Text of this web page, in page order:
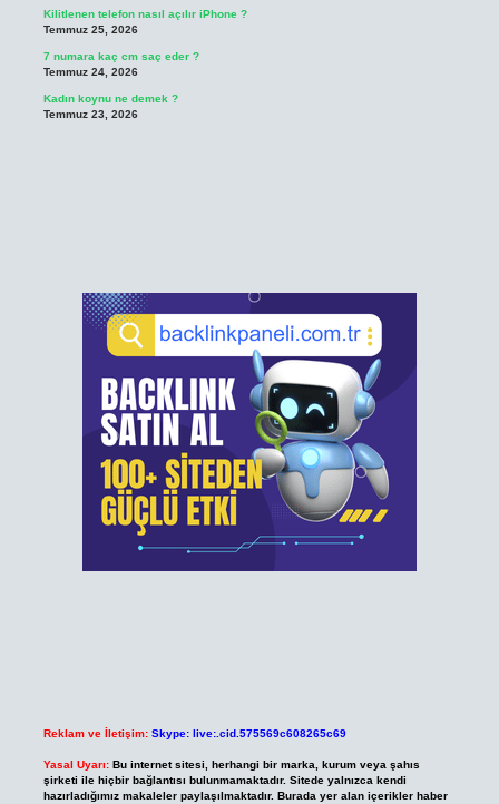
Kilitlenen telefon nasıl açılır iPhone ?
Temmuz 25, 2026
7 numara kaç cm saç eder ?
Temmuz 24, 2026
Kadın koynu ne demek ?
Temmuz 23, 2026
Reklam ve İletişim: Skype: live:.cid.575569c608265c69
Yasal Uyarı: Bu internet sitesi, herhangi bir marka, kurum veya şahıs
şirketi ile hiçbir bağlantısı bulunmamaktadır. Sitede yalnızca kendi
hazırladığımız makaleler paylaşılmaktadır. Burada yer alan içerikler haber